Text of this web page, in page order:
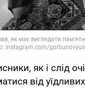
як і слід
від